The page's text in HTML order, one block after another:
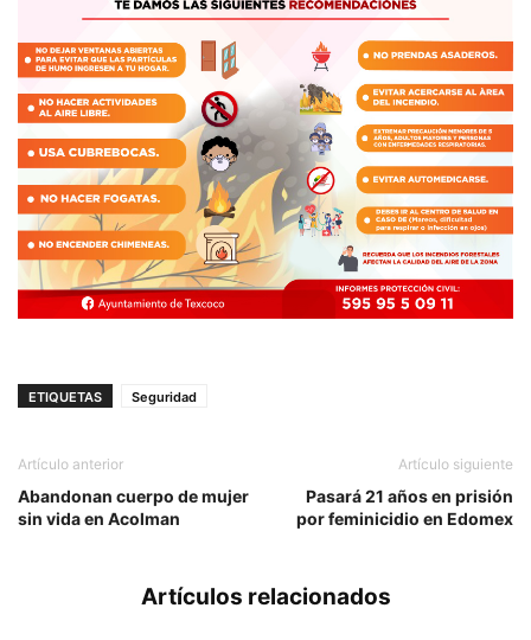
ETIQUETAS Seguridad
Artículo anterior
Abandonan cuerpo de mujer
sin vida en Acolman
Artículo siguiente
Pasará 21 años en prisión
por feminicidio en Edomex
Artículos relacionados